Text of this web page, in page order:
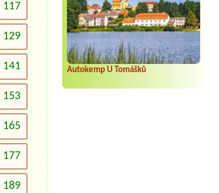
Autokemp U Tomášků
117
129
141
153
165
177
189